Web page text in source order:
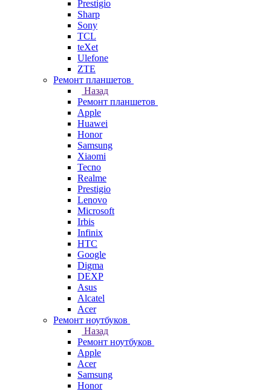
Prestigio
Sharp
Sony
TCL
teXet
Ulefone
ZTE
Ремонт планшетов
Назад
Ремонт планшетов
Apple
Huawei
Honor
Samsung
Xiaomi
Tecno
Realme
Prestigio
Lenovo
Microsoft
Irbis
Infinix
HTC
Google
Digma
DEXP
Asus
Alcatel
Acer
Ремонт ноутбуков
Назад
Ремонт ноутбуков
Apple
Acer
Samsung
Honor